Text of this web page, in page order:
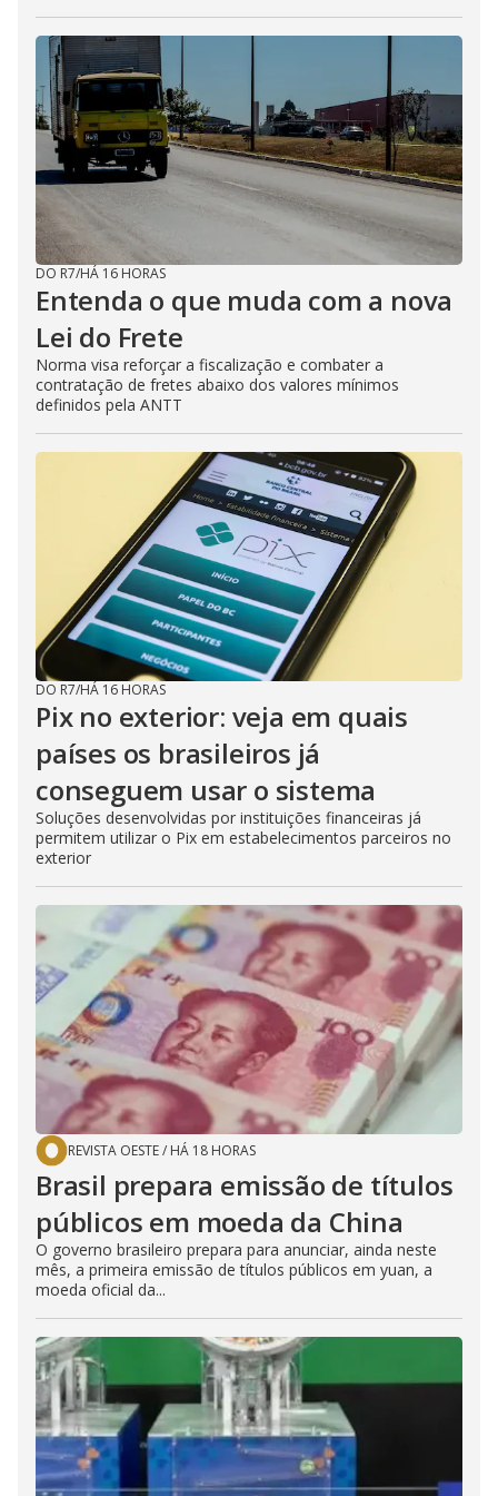
DO R7/HÁ 16 HORAS
Entenda o que muda com a nova
Lei do Frete
Norma visa reforçar a fiscalização e combater a
contratação de fretes abaixo dos valores mínimos
definidos pela ANTT
DO R7/HÁ 16 HORAS
Pix no exterior: veja em quais
países os brasileiros já
conseguem usar o sistema
Soluções desenvolvidas por instituições financeiras já
permitem utilizar o Pix em estabelecimentos parceiros no
exterior
REVISTA OESTE/ HÁ 18 HORAS
Brasil prepara emissão de títulos
públicos em moeda da China
O governo brasileiro prepara para anunciar, ainda neste
mês, a primeira emissão de títulos públicos em yuan, a
moeda oficial da...